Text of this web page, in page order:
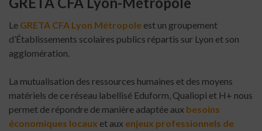
Le GRETA CFA Lyon Métropole est un groupement
d’Établissements scolaires publics répartis sur Lyon et son
agglomération.
La mutualisation des ressources humaines et des moyens
matériels de ce réseau labellisé Eduform, Qualiopi et H+ nous
permet de répondre de manière adaptée aux besoins
économiques locaux et aux enjeux professionnels de